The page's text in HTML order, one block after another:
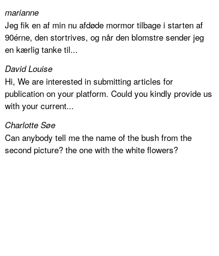
marianne
Jeg fik en af min nu afdøde mormor tilbage i starten af
90érne, den stortrives, og når den blomstre sender jeg
en kærlig tanke til...
David Louise
Hi, We are interested in submitting articles for
publication on your platform. Could you kindly provide us
with your current...
Charlotte Søe
Can anybody tell me the name of the bush from the
second picture? the one with the white flowers?